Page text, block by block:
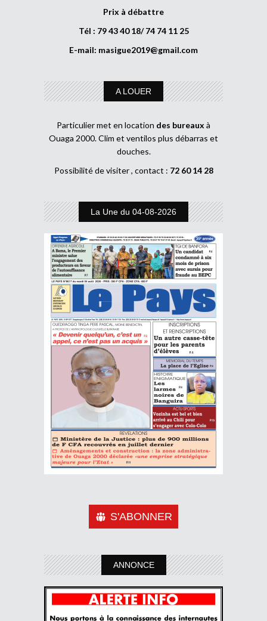
Prix à débattre
Tél : 79 43 40 18/ 74 74 11 25
E-mail: masigue2019@gmail.com
A LOUER
Particulier met en location des bureaux à
Ouaga 2000. Clim et ventilos plus débarras et
douches.
Possibilité de visiter , contact : 72 60 14 28
La Une du 04-08-2026
S'ABONNER
ANNONCE